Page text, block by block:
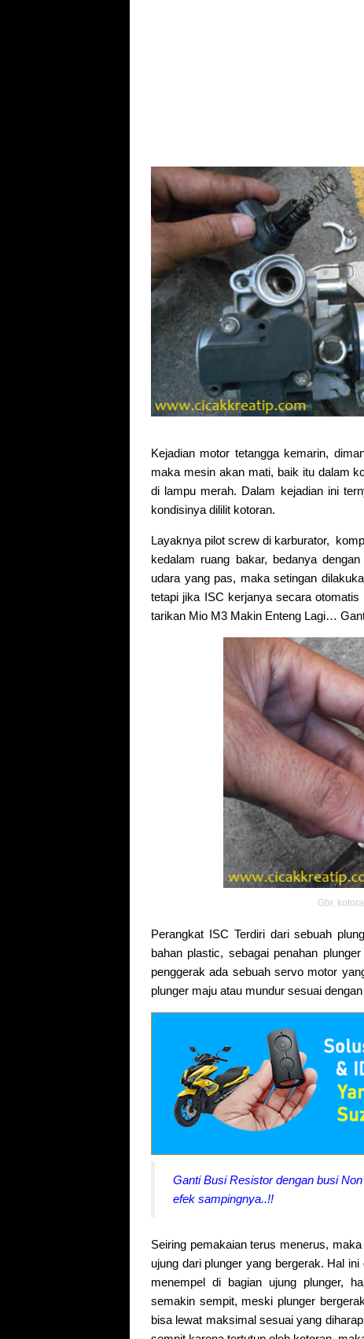
Kejadian motor tetangga kemarin,
maka mesin akan mati, baik itu dalam
di lampu merah. Dalam kejadian ini
kondisinya dililit kotoran.
Layaknya pilot screw di karburator,
kedalam ruang bakar, bedanya
udara yang pas, maka setingan
tetapi jika ISC kerjanya secara
tarikan Mio M3 Makin Enteng Lagi…
Gbr.
Perangkat ISC Terdiri dari sebuah
bahan plastic, sebagai penahan
penggerak ada sebuah servo motor
plunger maju atau mundur sesuai
Ganti Busi Resistor dengan busi
efek sampingnya..!!
Seiring pemakaian terus menerus,
ujung dari plunger yang bergerak. Hal
menempel di bagian ujung plunger,
semakin sempit, meski plunger
bisa lewat maksimal sesuai yang